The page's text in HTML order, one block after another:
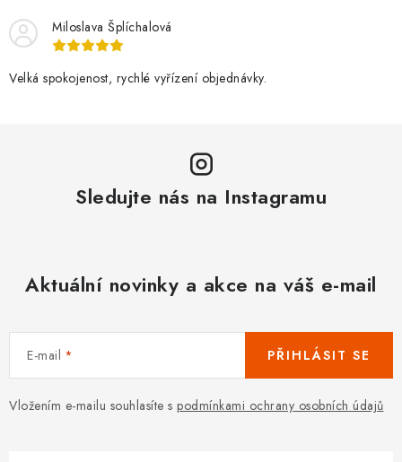
Miloslava Šplíchalová
Velká spokojenost, rychlé vyřízení objednávky.
Sledujte nás na Instagramu
Aktuální novinky a akce na váš e-mail
E-mail
Vložením e-mailu souhlasíte s podmínkami ochrany osobních údajů
PŘIHLÁSIT SE